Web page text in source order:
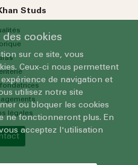
Studs
légales
cookies
sur ce site, vous
Ceux-ci nous permettent
de navigation et
utilisez notre site
ou bloquer les cookies
ne fonctionneront plus. En
acceptez l'utilisation